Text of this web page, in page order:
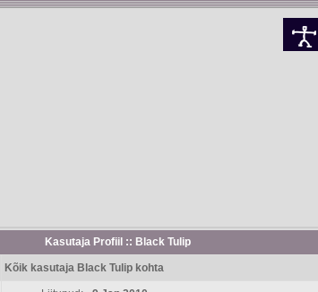
Kasutaja Profiil :: Black Tulip
Kõik kasutaja Black Tulip kohta